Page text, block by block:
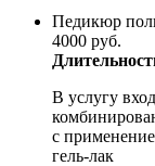
Педикюр
4000 руб.
В услугу
с
гель-лак